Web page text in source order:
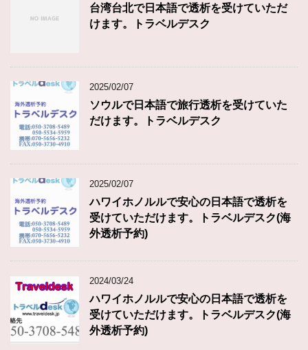
台湾台北で日本語で透析を受けていただ
けます。トラベルデスク
2025/02/07
ソウルで日本語で旅行透析を受けていた
だけます。トラベルデスク
2025/02/07
ハワイホノルルで安心の日本語で透析を
受けていただけます。トラベルデスク(海
外透析予約)
2024/03/24
ハワイホノルルで安心の日本語で透析を
受けていただけます。トラベルデスク(海
外透析予約)